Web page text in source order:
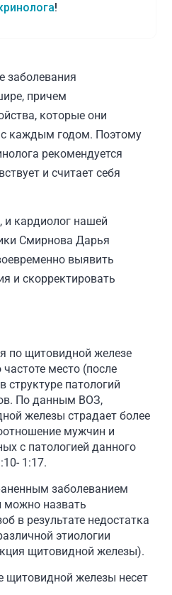
!
заболевания
причем
которые они
каждым годом. Поэтому
рекомендуется
и считает себя
и кардиолог нашей
Смирнова Дарья
выявить
и скорректировать
по щитовидной железе
место (после
структуре патологий
По данным ВОЗ,
железы страдает более
мужчин и
с патологией данного
1:17.
заболеванием
назвать
в результате недостатка
этиологии
щитовидной железы).
щитовидной железы несет